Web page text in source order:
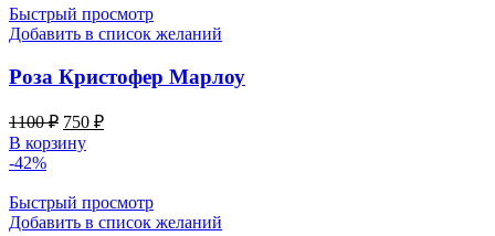
Быстрый просмотр
Добавить в список желаний
Роза Кристофер Марлоу
1100₽ Первоначальная
цена
составляла
750 ₽Текущая
В корзину
-42%
Быстрый просмотр
Добавить в список желаний